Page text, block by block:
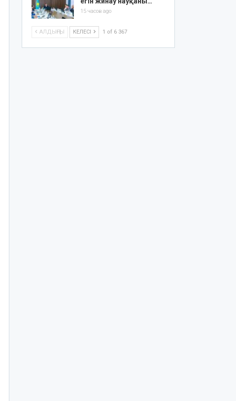
15 часов ago
АЛДЫҢҒЫ КЕЛЕСІ 1 of 6 367